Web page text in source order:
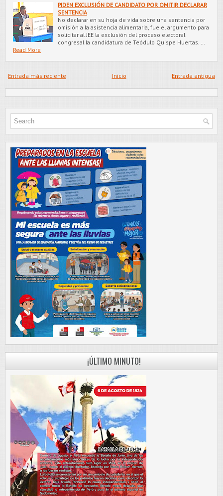
PIDEN EXCLUSIÓN DE CANDIDATO POR OMITIR DECLARAR
SENTENCIA
No declarar en su hoja de vida sobre una sentencia por
omisión a la asistencia alimentaria, fue el argumento para
solicitar al JEE la exclusión del proceso electoral
congresal la candidatura de Teódulo Quispe Huertas. …
Read More
Entrada más reciente Entrada antigua
Inicio
¡ÚLTIMO MINUTO!